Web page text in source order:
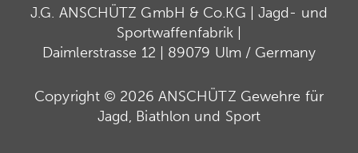
J.G. ANSCHÜTZ GmbH & Co.KG | Jagd- und
Sportwaffenfabrik |
Daimlerstrasse 12 | 89079 Ulm / Germany
Copyright © 2026 ANSCHÜTZ Gewehre für
Jagd, Biathlon und Sport